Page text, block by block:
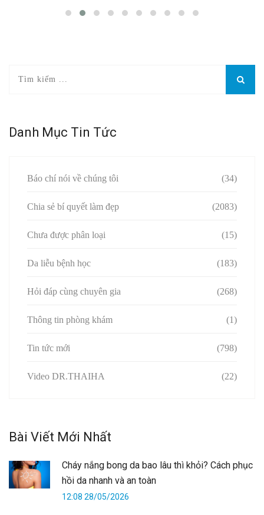
Danh Mục Tin Tức
Báo chí nói về chúng tôi (34)
Chia sẻ bí quyết làm đẹp (2083)
Chưa được phân loại (15)
Da liễu bệnh học (183)
Hỏi đáp cùng chuyên gia (268)
Thông tin phòng khám (1)
Tin tức mới (798)
Video DR.THAIHA (22)
Bài Viết Mới Nhất
Cháy nắng bong da bao lâu thì khỏi? Cách phục
hồi da nhanh và an toàn
12:08 28/05/2026